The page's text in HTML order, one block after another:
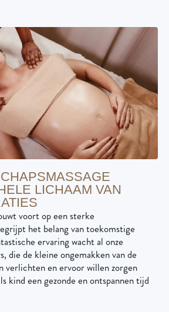
LICHAAM VAN
voort op een sterke
het belang van toekomstige
ervaring wacht al onze
die de kleine ongemakken van de
verlichten en ervoor willen zorgen
kind een gezonde en ontspannen tijd